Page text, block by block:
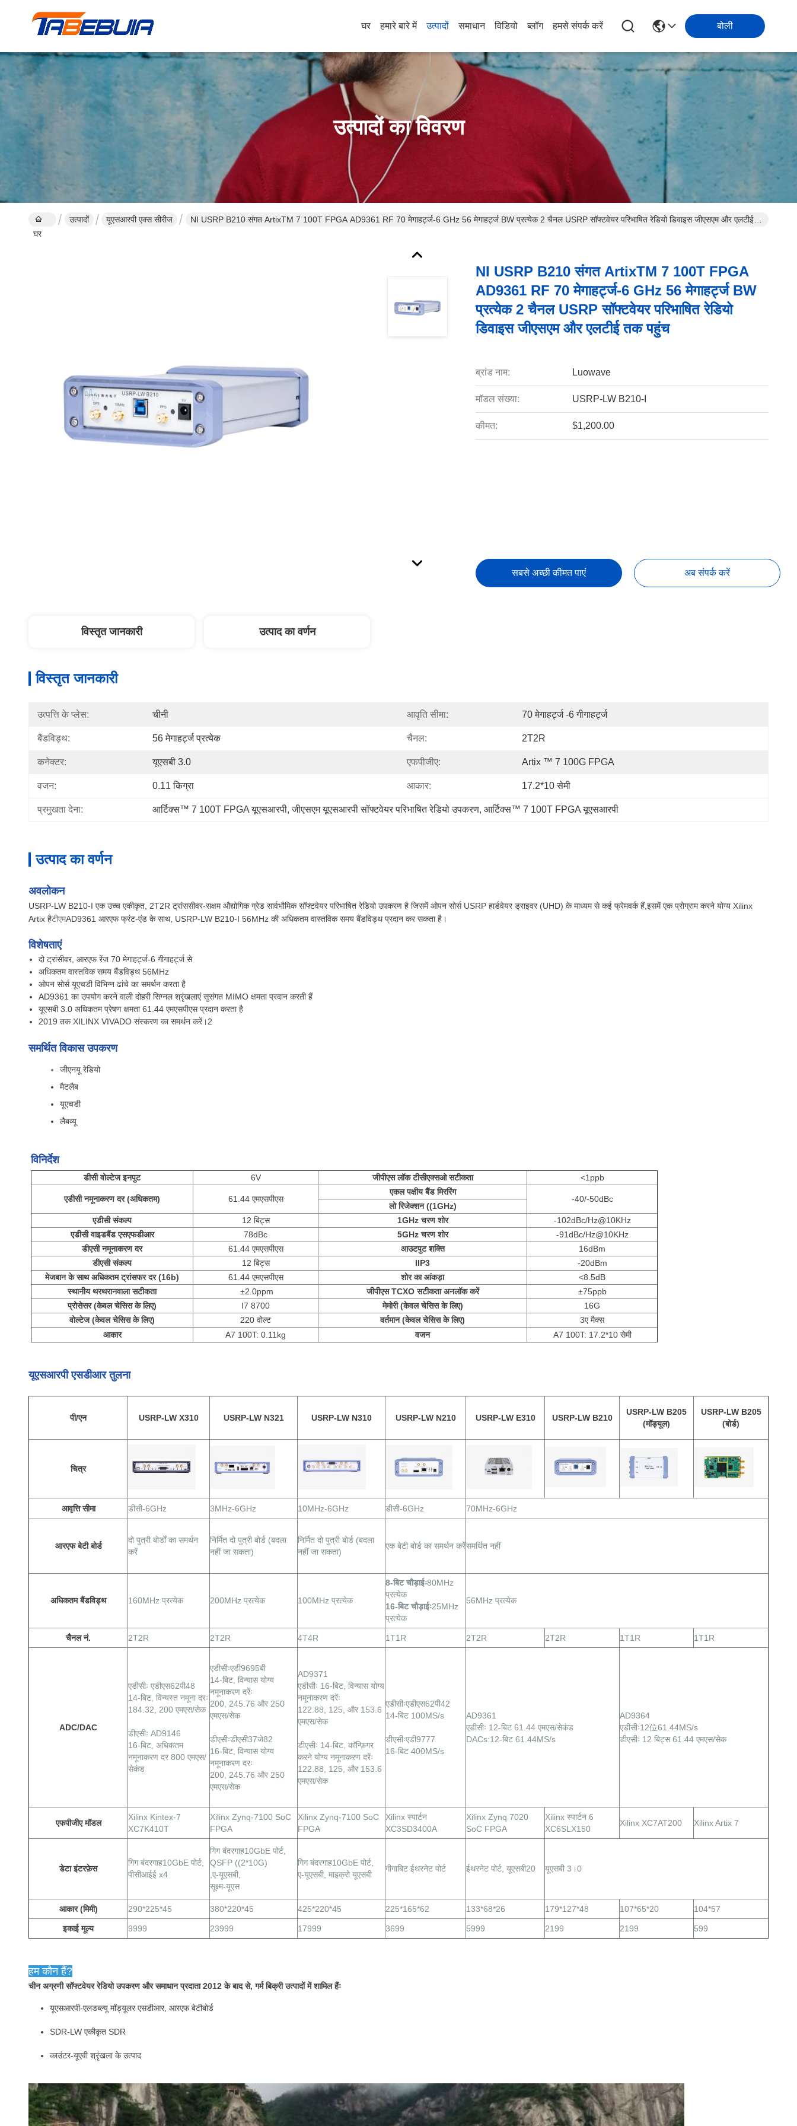
घर हमारे बारे में उत्पादों समाधान विडियो ब्लॉग हमसे संपर्क करें बोली
उत्पादों का विवरण
घर
उत्पादों यूएसआरपी एक्स सीरीज
NI USRP B210 संगत ArtixTM 7 100T FPGA AD9361 RF 70 मेगाहर्ट्ज-6 GHz 56 मेगाहर्ट्ज BW प्रत्येक 2 चैनल USRP सॉफ्टवेयर परिभाषित रेडियो डिवाइस जीएसएम और एलटीई
NI USRP B210 संगत ArtixTM 7 100T FPGA
AD9361 RF 70 मेगाहर्ट्ज-6 GHz 56 मेगाहर्ट्ज BW
प्रत्येक 2 चैनल USRP सॉफ्टवेयर परिभाषित रेडियो
डिवाइस जीएसएम और एलटीई तक पहुंच
ब्रांड नाम: Luowave
मॉडल संख्या: USRP-LW B210-I
कीमत: $1,200.00
सबसे अच्छी कीमत पाएं अब संपर्क करें
विस्तृत जानकारी उत्पाद का वर्णन
विस्तृत जानकारी
उत्पत्ति के प्लेस: चीनी आवृति सीमा: 70 मेगाहर्ट्ज -6 गीगाहर्ट्ज
बैंडविड्थ: 56 मेगाहर्ट्ज प्रत्येक चैनल: 2T2R
कनेक्टर: यूएसबी 3.0 एफपीजीए: Artix ™ 7 100G FPGA
वजन: 0.11 किग्रा आकार: 17.2*10 सेमी
प्रमुखता देना: आर्टिक्स™ 7 100T FPGA यूएसआरपी, जीएसएम यूएसआरपी सॉफ्टवेयर परिभाषित रेडियो उपकरण, आर्टिक्स™ 7 100T FPGA यूएसआरपी
उत्पाद का वर्णन
अवलोकन
USRP-LW B210-I एक उच्च एकीकृत, 2T2R ट्रांससीवर-सक्षम औद्योगिक ग्रेड सार्वभौमिक सॉफ्टवेयर परिभाषित रेडियो उपकरण है जिसमें ओपन सोर्स USRP हार्डवेयर ड्राइवर (UHD) के माध्यम से कई फ्रेमवर्क हैं,इसमें एक प्रोग्राम करने योग्य Xilinx
Artix हैटीएमAD9361 आरएफ फ्रंट-एंड के साथ, USRP-LW B210-I 56MHz की अधिकतम वास्तविक समय बैंडविड्थ प्रदान कर सकता है।
विशेषताएं
दो ट्रांसीवर, आरएफ रेंज 70 मेगाहर्ट्ज-6 गीगाहर्ट्ज से
अधिकतम वास्तविक समय बैंडविड्थ 56MHz
ओपन सोर्स यूएचडी विभिन्न ढांचे का समर्थन करता है
AD9361 का उपयोग करने वाली दोहरी सिग्नल श्रृंखलाएं सुसंगत MIMO क्षमता प्रदान करती हैं
यूएसबी 3.0 अधिकतम प्रेषण क्षमता 61.44 एमएसपीएस प्रदान करता है
2019 तक XILINX VIVADO संस्करण का समर्थन करें।2
समर्थित विकास उपकरण
जीएनयू रेडियो
मैटलैब
यूएचडी
लैबव्यू
विनिर्देश
डीसी वोल्टेज इनपुट 6V जीपीएस लॉक टीसीएक्सओ सटीकता <1ppb
एडीसी नमूनाकरण दर (अधिकतम) 61.44 एमएसपीएस
एकल पक्षीय बैंड मिररिंग
-40/-50dBc
लो रिजेक्शन ((1GHz)
एडीसी संकल्प
12 बिट्स 1GHz चरण शोर
-102dBc/Hz@10KHz
एडीसी वाइडबैंड एसएफडीआर
78dBc 5GHz चरण शोर
-91dBc/Hz@10KHz
डीएसी नमूनाकरण दर
61.44 एमएसपीएस आउटपुट शक्ति
16dBm
डीएसी संकल्प
12 बिट्स IIP3
-20dBm
मेजबान के साथ अधिकतम ट्रांसफर दर (16b)
61.44 एमएसपीएस शोर का आंकड़ा
<8.5dB
स्थानीय थरथरानवाला सटीकता
±2.0ppm जीपीएस TCXO सटीकता अनलॉक करें
±75ppb
प्रोसेसर (केवल चेसिस के लिए)
I7 8700 मेमोरी (केवल चेसिस के लिए)
16G
वोल्टेज (केवल चेसिस के लिए)
220 वोल्ट वर्तमान (केवल चेसिस के लिए)
3ए मैक्स
आकार
A7 100T: 0.11kg वजन A7 100T: 17.2*10 सेमी
यूएसआरपी एसडीआर तुलना
पी/एन USRP-LW X310 USRP-LW N321 USRP-LW N310 USRP-LW N210 USRP-LW E310 USRP-LW B210
USRP-LW B205
(मॉड्यूल)
USRP-LW B205
(बोर्ड)
चित्र
आवृत्ति सीमा डीसी-6GHz 3MHz-6GHz 10MHz-6GHz डीसी-6GHz 70MHz-6GHz
आरएफ बेटी बोर्ड
दो पुत्री बोर्डों का समर्थन
करें
निर्मित दो पुत्री बोर्ड (बदला
नहीं जा सकता)
निर्मित दो पुत्री बोर्ड (बदला
नहीं जा सकता)
एक बेटी बोर्ड का समर्थन करेंसमर्थित नहीं
अधिकतम बैंडविड्थ 160MHz प्रत्येक 200MHz प्रत्येक 100MHz प्रत्येक
8-बिट चौड़ाईः80MHz
प्रत्येक
16-बिट चौड़ाईः25MHz
प्रत्येक
56MHz प्रत्येक
चैनल नं. 2T2R 2T2R 4T4R 1T1R 2T2R 2T2R 1T1R 1T1R
ADC/DAC
एडीसीः एडीएस62पी48
14-बिट, विन्यस्त नमूना दरः
184.32, 200 एमएस/सेक
डीएसीः AD9146
16-बिट, अधिकतम
नमूनाकरण दर 800 एमएस/
सेकंड
एडीसीःएडी9695बी
14-बिट, विन्यास योग्य
नमूनाकरण दरेंः
200, 245.76 और 250
एमएस/सेक
डीएसीःडीएसी37जे82
16-बिट, विन्यास योग्य
नमूनाकरण दरः
200, 245.76 और 250
एमएस/सेक
AD9371
एडीसीः 16-बिट, विन्यास योग्य
नमूनाकरण दरेंः
122.88, 125, और 153.6
एमएस/सेक
डीएसीः 14-बिट, कॉन्फ़िगर
करने योग्य नमूनाकरण दरेंः
122.88, 125, और 153.6
एमएस/सेक
एडीसीःएडीएस62पी42
14-बिट 100MS/s
डीएसीःएडी9777
16-बिट 400MS/s
AD9361
एडीसीः 12-बिट 61.44 एमएस/सेकंड
DACs:12-बिट 61.44MS/s
AD9364
एडीसीः12位61.44MS/s
डीएसीः 12 बिट्स 61.44 एमएस/सेक
एफपीजीए मॉडल
Xilinx Kintex-7
XC7K410T
Xilinx Zynq-7100 SoC
FPGA
Xilinx Zynq-7100 SoC
FPGA
Xilinx स्पार्टन
XC3SD3400A
Xilinx Zynq 7020
SoC FPGA
Xilinx स्पार्टन 6
XC6SLX150
Xilinx XC7AT200 Xilinx Artix 7
डेटा इंटरफ़ेस
गिग बंदरगाह10GbE पोर्ट,
पीसीआईई x4
गिग बंदरगाह10GbE पोर्ट,
QSFP ((2*10G)
,ए-यूएसबी,
सूक्ष्म-यूएस
गिग बंदरगाह10GbE पोर्ट,
ए-यूएसबी, माइक्रो यूएसबी
गीगाबिट ईथरनेट पोर्ट ईथरनेट पोर्ट, यूएसबी20 यूएसबी 3।0
आकार (मिमी) 290*225*45 380*220*45 425*220*45 225*165*62 133*68*26 179*127*48 107*65*20 104*57
इकाई मूल्य 9999 23999 17999 3699 5999 2199 2199 599
हम कौन हैं?
चीन अग्रणी सॉफ्टवेयर रेडियो उपकरण और समाधान प्रदाता 2012 के बाद से, गर्म बिक्री उत्पादों में शामिल हैंः
यूएसआरपी-एलडब्ल्यू मॉड्यूलर एसडीआर, आरएफ बेटीबोर्ड
SDR-LW एकीकृत SDR
काउंटर-यूएवी श्रृंखला के उत्पाद